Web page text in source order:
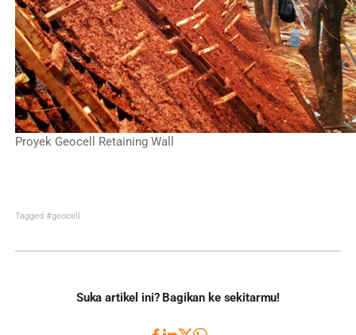
Proyek Geocell Retaining Wall
Tagged #geocell
Suka artikel ini? Bagikan ke sekitarmu!